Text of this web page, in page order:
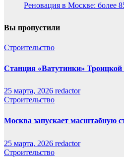
Реновация в Москве: более
Вы пропустили
Строительство
Станция «Ватутинки»
25 марта, 2026 redactor
Строительство
Москва запускает масштабную
25 марта, 2026 redactor
Строительство